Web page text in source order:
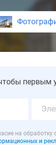
первым
на обработку
и